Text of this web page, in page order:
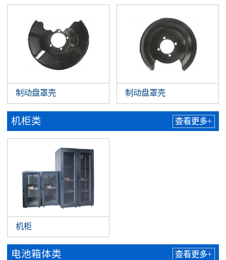
制动盘罩壳 制动盘罩壳
机柜类 查看更多+
机柜
电池箱体类 查看更多+